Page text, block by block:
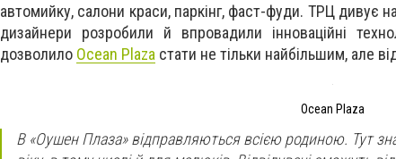
автомийку, салони краси, паркінг, фаст-фуди. ТРЦ дивує
дизайнери розробили й впровадили інноваційні
дозволило Ocean Plaza стати не тільки найбільшим, але
Ocean Plaza
В «Оушен Плаза» відправляються всією родиною. Тут